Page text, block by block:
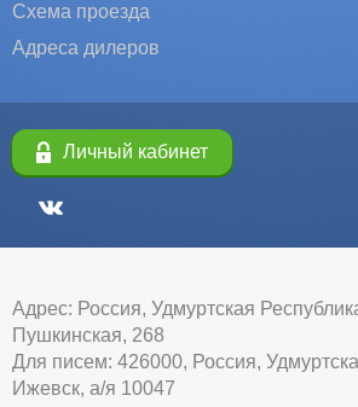
Схема проезда
Адреса дилеров
Личный кабинет
Адрес: Россия, Удмуртская
Пушкинская, 268
Для писем: 426000, Россия,
Ижевск, а/я 10047